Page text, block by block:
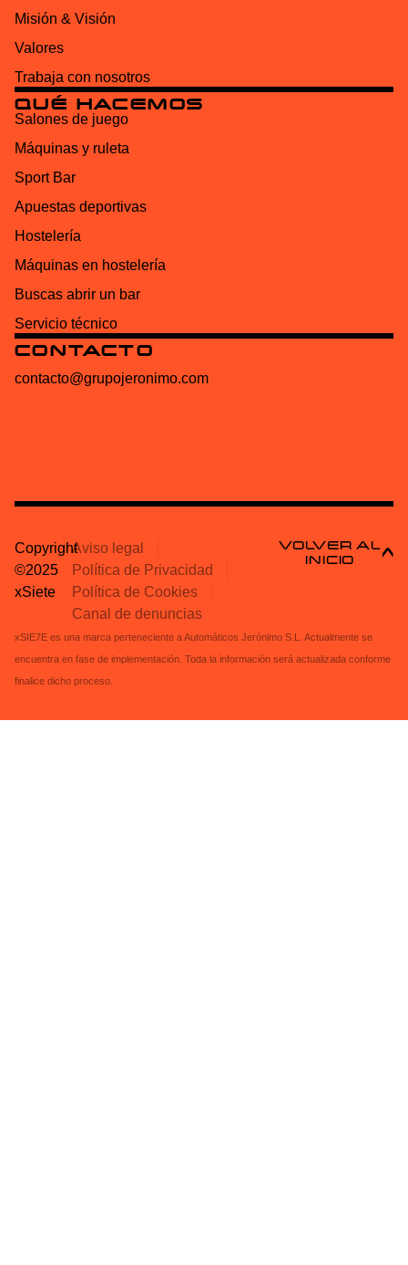
Misión & Visión
Valores
Trabaja con nosotros
QUÉ HACEMOS
Salones de juego
Máquinas y ruleta
Sport Bar
Apuestas deportivas
Hostelería
Máquinas en hostelería
Buscas abrir un bar
Servicio técnico
CONTACTO
contacto@grupojeronimo.com
Copyright
©2025
xSiete
Aviso legal
Política de Privacidad
Política de Cookies
Canal de denuncias
VOLVER AL
INICIO
xSIE7E es una marca perteneciente a Automáticos Jerónimo S.L. Actualmente se
encuentra en fase de implementación. Toda la información será actualizada conforme
finalice dicho proceso.